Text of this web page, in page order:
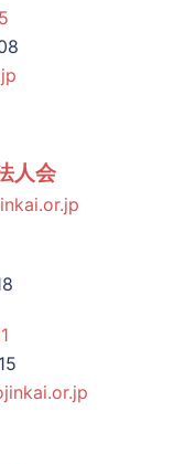
人会